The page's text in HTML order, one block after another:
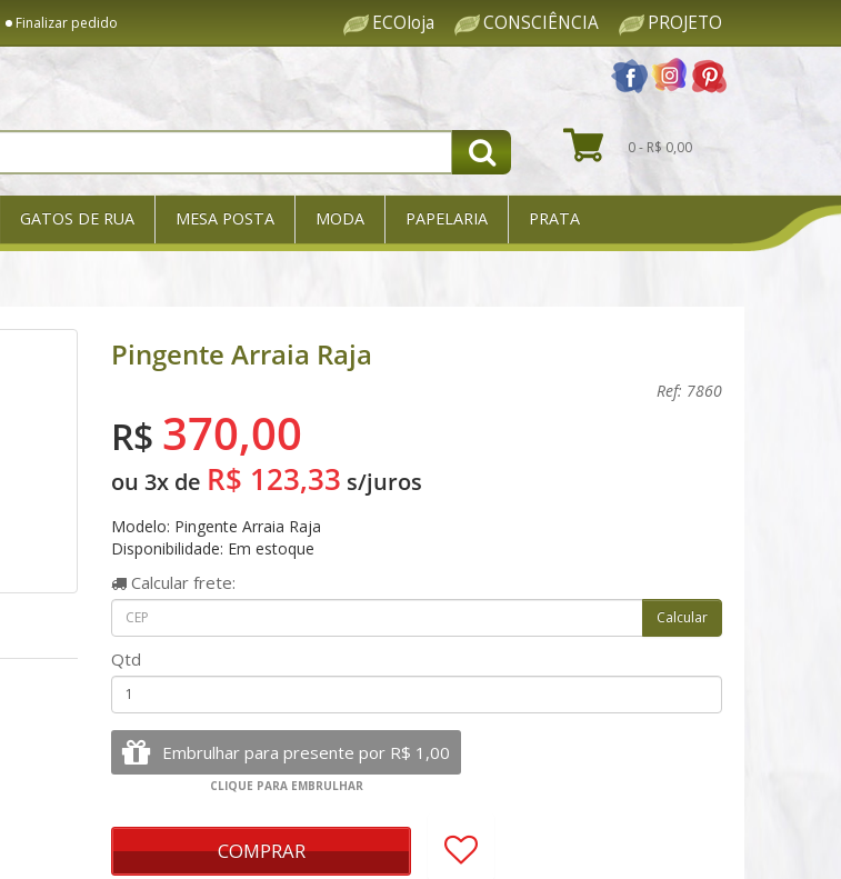
Finalizar pedido ECOloja CONSCIÊNCIA PROJETO
0 - R$ 0,00
GATOS DE RUA MESA POSTA MODA PAPELARIA PRATA
Pingente Arraia Raja
Ref: 7860
R$ 370,00
ou 3x de R$ 123,33 s/juros
Modelo: Pingente Arraia Raja
Disponibilidade: Em estoque
Calcular frete:
Qtd
COMPRAR